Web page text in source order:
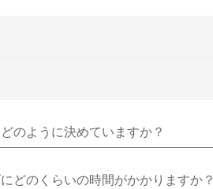
のように決めていますか？
どのくらいの時間がかかりますか？